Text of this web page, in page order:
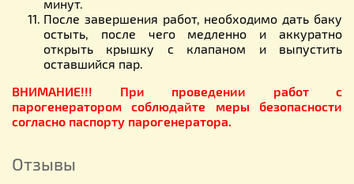
минут.
После завершения работ, необходимо дать баку
остыть, после чего медленно и аккуратно
открыть крышку с клапаном и выпустить
оставшийся пар.
ВНИМАНИЕ!!! При проведении работ с
парогенератором соблюдайте меры безопасности
согласно паспорту парогенератора.
Отзывы